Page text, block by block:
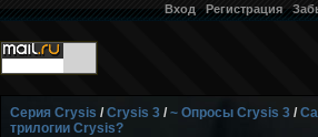
Вход Регистрация
Серия Crysis /Crysis 3 /~ Опросы Crysis 3 /
трилогии Crysis?